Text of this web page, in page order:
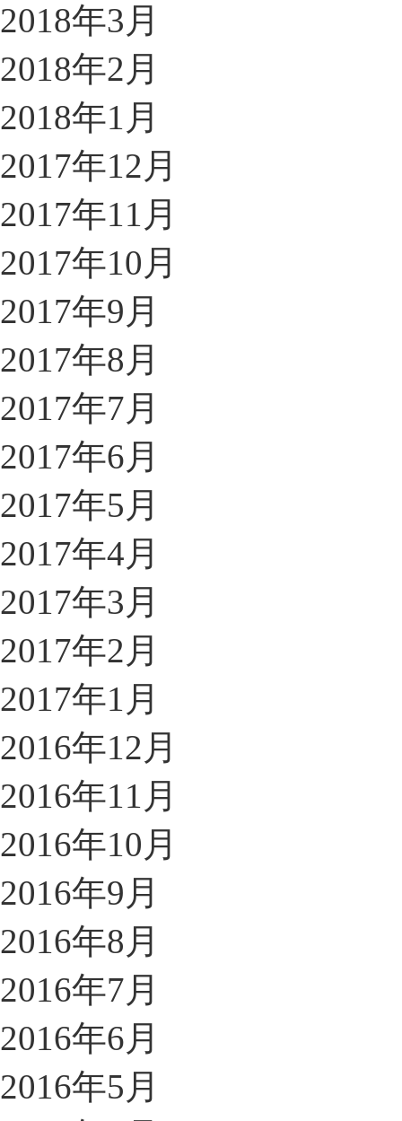
2018年3月
2018年2月
2018年1月
2017年12月
2017年11月
2017年10月
2017年9月
2017年8月
2017年7月
2017年6月
2017年5月
2017年4月
2017年3月
2017年2月
2017年1月
2016年12月
2016年11月
2016年10月
2016年9月
2016年8月
2016年7月
2016年6月
2016年5月